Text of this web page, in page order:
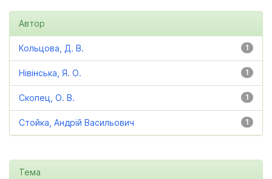
Автор
1
Кольцова, Д. В.
1
Нівінська, Я. О.
1
Скопец, О. В.
1
Стойка, Андрій Васильович
Тема